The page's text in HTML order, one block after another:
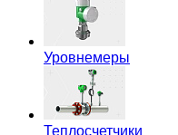
Уровнемеры
Теплосчетчики